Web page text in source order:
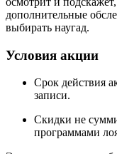
дополнительные
выбирать наугад.
Условия акции
Срок действия
записи.
Скидки не
программами